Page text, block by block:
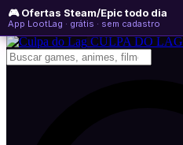
🎮 Ofertas Steam/Epic todo dia
App LootLag · grátis · sem cadastro
sexta-feira, 07 de agosto de 2026
Newsletter
CULPA DO LAG